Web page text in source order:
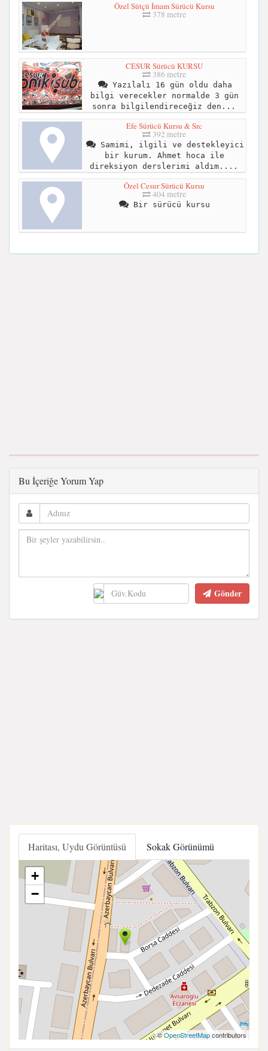
Özel Sütçü İmam Sürücü Kursu
378 metre
CESUR Sürücü KURSU
386 metre
Yazılalı 16 gün oldu daha
bilgi verecekler normalde 3 gün
sonra bilgilendireceğiz den...
Efe Sürücü Kursu & Src
392 metre
Samimi, ilgili ve destekleyici
bir kurum. Ahmet hoca ile
direksiyon derslerimi aldım....
Özel Cesur Sürücü Kursu
404 metre
Bir sürücü kursu
Bu İçeriğe Yorum Yap
Gönder
Haritası, Uydu Görüntüsü Sokak Görünümü
+
−
©OpenStreetMapcontributors